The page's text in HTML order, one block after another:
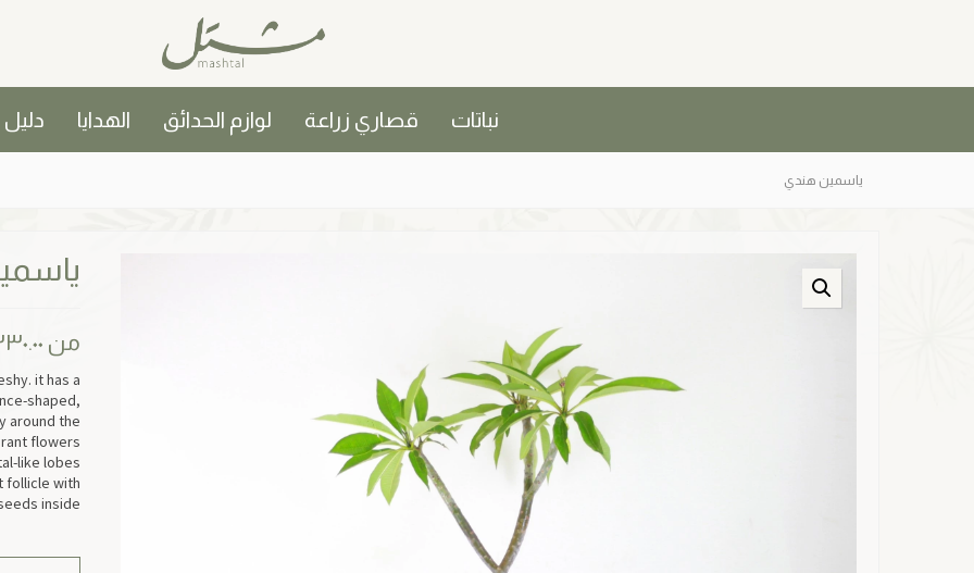
نباتات قصاري زراعة لوازم الحدائق الهدايا دليل
ياسمين هندي
من
it has a
shaped,
around the
flowers
like lobes
follicle with
inside.